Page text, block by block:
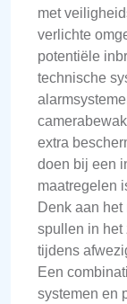
met
verlichte
potentiële
technische
extra
doen bij een
maatregelen
Denk aan
spullen in het
tijdens
Een
systemen en